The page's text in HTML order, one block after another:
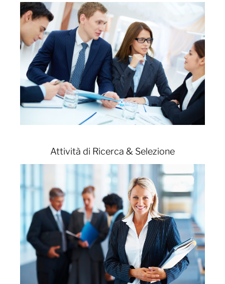
Attività di Ricerca & Selezione